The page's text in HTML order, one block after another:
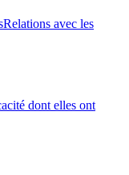
Relations avec les
dont elles ont